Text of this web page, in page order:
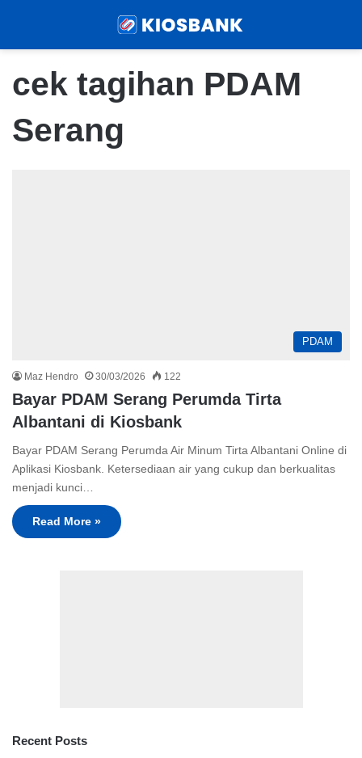
cek tagihan PDAM
Serang
PDAM
Maz Hendro 30/03/2026 122
Bayar PDAM Serang Perumda Tirta
Albantani di Kiosbank
Bayar PDAM Serang Perumda Air Minum Tirta Albantani Online di
Aplikasi Kiosbank. Ketersediaan air yang cukup dan berkualitas
menjadi kunci…
Read More »
Recent Posts